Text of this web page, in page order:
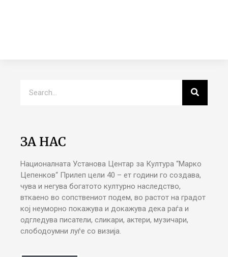
ЗА НАС
Националната Установа Центар за Култура “Марко
Цепенков“ Прилеп цели 40 – ет години го создава,
чува и негува богатото културно наследство,
вткаено во сопствениот подем, во растот на градот
кој неуморно покажува и докажува дека раѓа и
одгледува писатели, сликари, актери, музичари,
слободоумни луѓе со визија.